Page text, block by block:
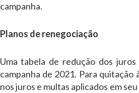
campanha.
Planos de renegociação
Uma tabela de redução dos
campanha de 2021. Para
nos juros e multas aplicados em